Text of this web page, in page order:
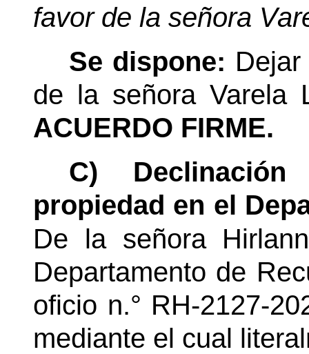
favor de la señora
Se dispone:
de la señora Varela
ACUERDO FIRME.
C)
propiedad en el
De la señora
Departamento de
oficio n.° RH-2127-
mediante el cual